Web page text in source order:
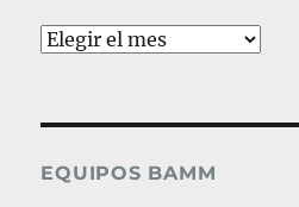
Archivos
EQUIPOS BAMM